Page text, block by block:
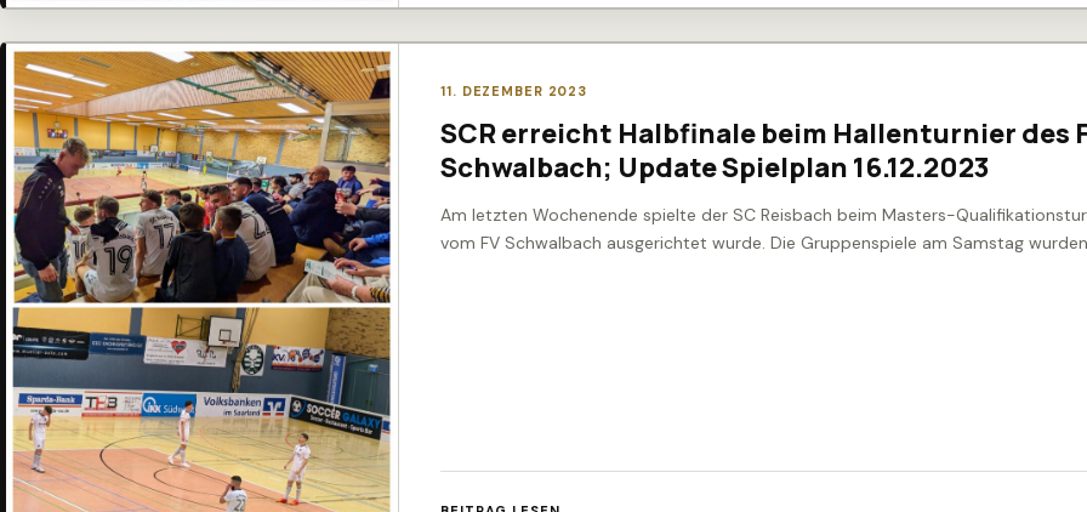
11. DEZEMBER 2023
SCR erreicht Halbfinale beim Hallenturnier des
Schwalbach; Update Spielplan 16.12.2023
Am letzten Wochenende spielte der SC Reisbach beim Masters-
vom FV Schwalbach ausgerichtet wurde. Die Gruppenspiele am Samstag